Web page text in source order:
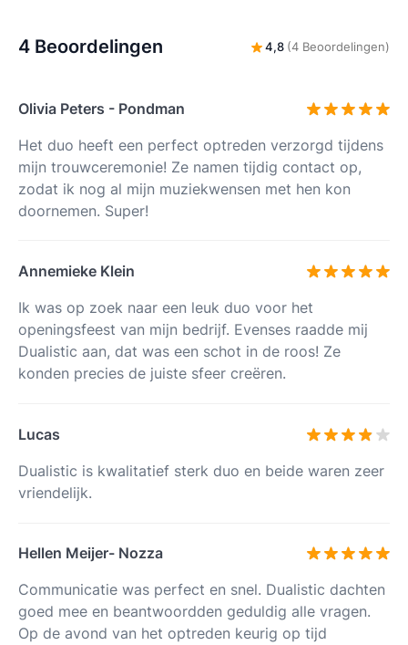
4 Beoordelingen 4,8 (4 Beoordelingen)
Olivia Peters - Pondman
Het duo heeft een perfect optreden verzorgd tijdens
mijn trouwceremonie! Ze namen tijdig contact op,
zodat ik nog al mijn muziekwensen met hen kon
doornemen. Super!
Annemieke Klein
Ik was op zoek naar een leuk duo voor het
openingsfeest van mijn bedrijf. Evenses raadde mij
Dualistic aan, dat was een schot in de roos! Ze
konden precies de juiste sfeer creëren.
Lucas
Dualistic is kwalitatief sterk duo en beide waren zeer
vriendelijk.
Hellen Meijer- Nozza
Communicatie was perfect en snel. Dualistic dachten
goed mee en beantwoordden geduldig alle vragen.
Op de avond van het optreden keurig op tijd